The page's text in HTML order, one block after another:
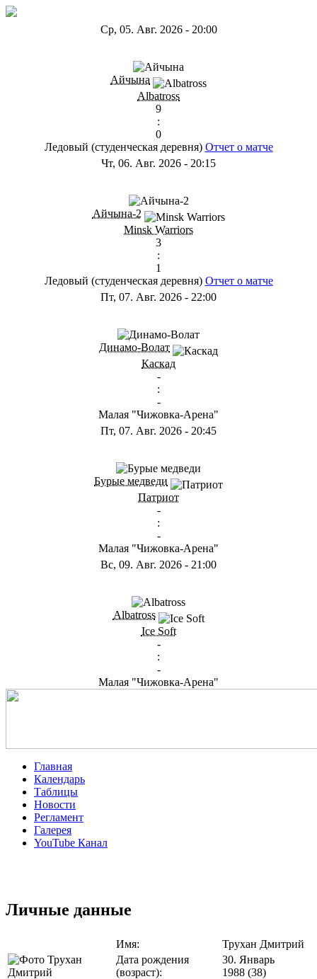
Ср, 05. Авг. 2026- 20:00
Айчына
Albatross
9
:
0
Ледовый (студенческая деревня) Отчет о матче
Чт, 06. Авг. 2026 - 20:15
Айчына-2
Minsk Warriors
3
:
1
Ледовый (студенческая деревня) Отчет о матче
Пт, 07. Авг. 2026 - 22:00
Динамо-Волат
Каскад
-
:
-
Малая "Чижовка-Арена"
Пт, 07. Авг. 2026 - 20:45
Бурые медведи
Патриот
-
:
-
Малая "Чижовка-Арена"
Вс, 09. Авг. 2026 - 21:00
Albatross
Ice Soft
-
:
-
Малая "Чижовка-Арена"
Главная
Календарь
Таблицы
Новости
Регламент
Галерея
YouTube Канал
Личные данные
Имя:
Трухан Дмитрий
Дата рождения
(возраст):
30. Январь
1988 (38)